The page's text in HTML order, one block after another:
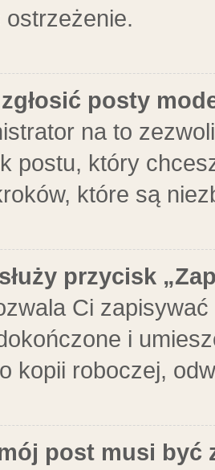
ostrzeżenie.
posty
na to
postu, który
które są
przycisk
Ci
i
kopii roboczej,
post musi być